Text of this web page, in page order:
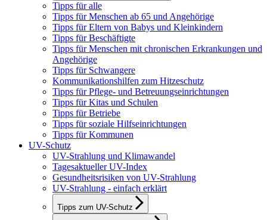
Tipps für alle
Tipps für Menschen ab 65 und Angehörige
Tipps für Eltern von Babys und Kleinkindern
Tipps für Beschäftigte
Tipps für Menschen mit chronischen Erkrankungen und
Angehörige
Tipps für Schwangere
Kommunikationshilfen zum Hitzeschutz
Tipps für Pflege- und Betreuungseinrichtungen
Tipps für Kitas und Schulen
Tipps für Betriebe
Tipps für soziale Hilfseinrichtungen
Tipps für Kommunen
UV-Schutz
UV-Strahlung und Klimawandel
Tagesaktueller UV-Index
Gesundheitsrisiken von UV-Strahlung
UV-Strahlung - einfach erklärt
Tipps zum UV-Schutz